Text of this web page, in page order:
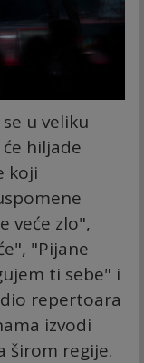
u veliku
hiljade
koji
veće zlo",
"Pijane
ti sebe" i
repertoara
izvodi
širom regije.